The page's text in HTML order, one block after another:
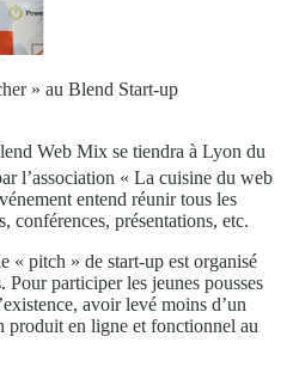
» au Blend Start-up
Web Mix se tiendra à Lyon du
l’association « La cuisine du web
entend réunir tous les
conférences, présentations, etc.
« pitch » de start-up est organisé
Pour participer les jeunes pousses
avoir levé moins d’un
produit en ligne et fonctionnel au